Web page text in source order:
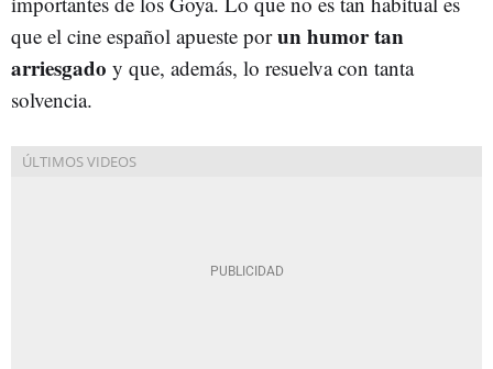
que el cine español apueste porun humor tan
arriesgado y que, además, lo resuelva con tanta
solvencia.